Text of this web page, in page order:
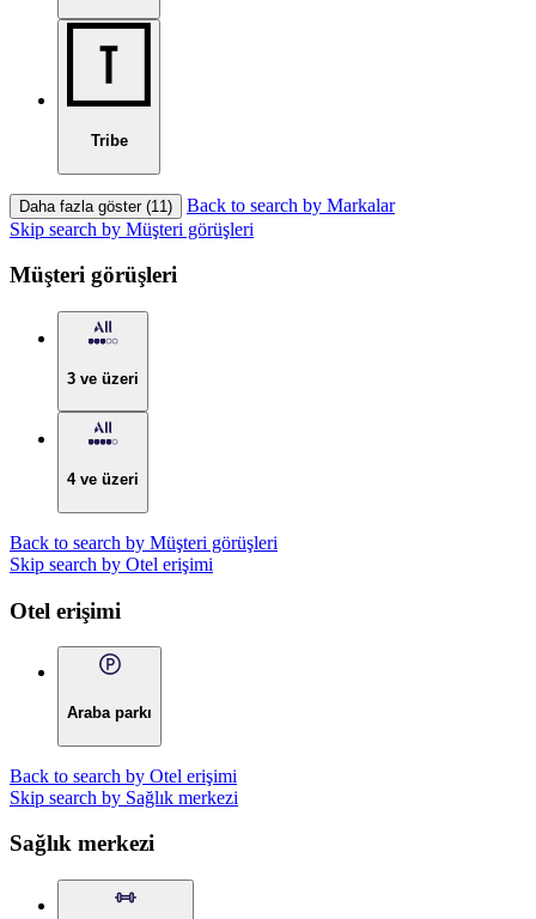
Tribe
Daha fazla göster (11)
Back to search by Markalar
Skip search by Müşteri görüşleri
Müşteri görüşleri
3 ve üzeri
4 ve üzeri
Back to search by Müşteri görüşleri
Skip search by Otel erişimi
Otel erişimi
Araba parkı
Back to search by Otel erişimi
Skip search by Sağlık merkezi
Sağlık merkezi